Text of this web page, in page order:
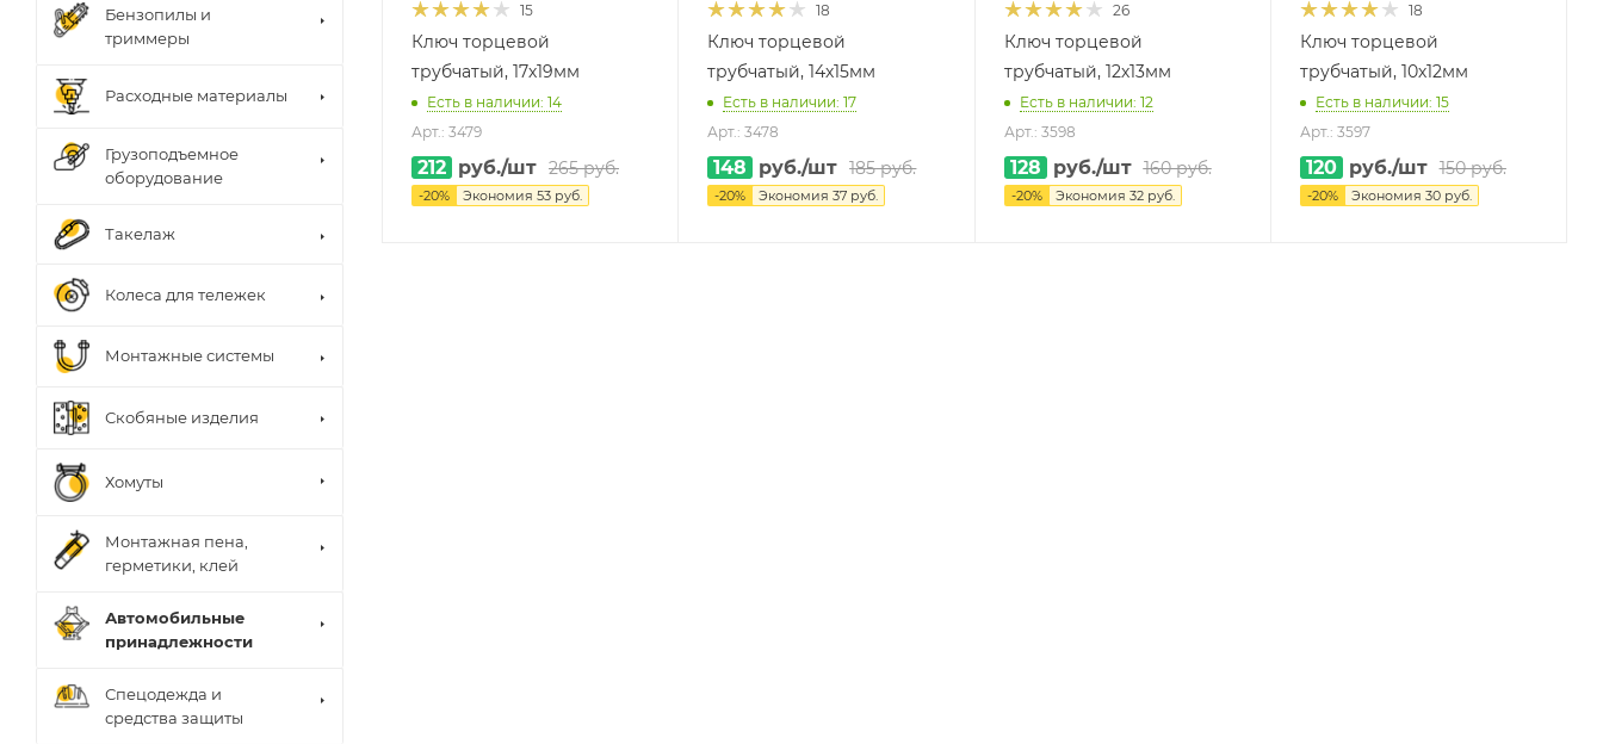
15
Ключ торцевой
трубчатый, 17х19мм
Есть в наличии: 14
Арт.: 3479
212 руб./шт 265руб.
-20% Экономия 53 руб.
18
Ключ торцевой
трубчатый, 14х15мм
Есть в наличии: 17
Арт.: 3478
148 руб./шт 185руб.
-20% Экономия37 руб.
26
Ключ торцевой
трубчатый, 12х13мм
Есть в наличии: 12
Арт.: 3598
128 руб./шт 160руб.
-20% Экономия 32руб.
18
Ключ торцевой
трубчатый, 10х12мм
Есть в наличии: 15
Арт.: 3597
120 руб./шт 150руб.
-20% Экономия 30руб.
Бензопилы и
триммеры
Расходные материалы
Грузоподъемное
оборудование
Такелаж
Колеса для тележек
Монтажные системы
Скобяные изделия
Хомуты
Монтажная пена,
герметики, клей
Автомобильные
принадлежности
Спецодежда и
средства защиты